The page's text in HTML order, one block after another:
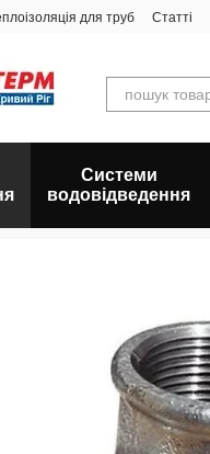
для труб Статті
Системи
водовідведення